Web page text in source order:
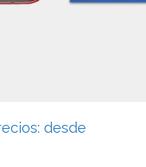
desde